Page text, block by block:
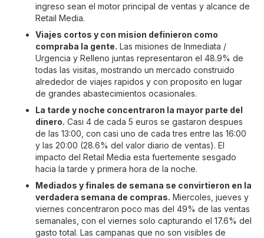
ingreso sean el motor principal de ventas y alcance de
Retail Media.
Viajes cortos y con mision definieron como
compraba la gente. Las misiones de Inmediata /
Urgencia y Relleno juntas representaron el 48.9% de
todas las visitas, mostrando un mercado construido
alrededor de viajes rapidos y con proposito en lugar
de grandes abastecimientos ocasionales.
La tarde y noche concentraron la mayor parte del
dinero. Casi 4 de cada 5 euros se gastaron despues
de las 13:00, con casi uno de cada tres entre las 16:00
y las 20:00 (28.6% del valor diario de ventas). El
impacto del Retail Media esta fuertemente sesgado
hacia la tarde y primera hora de la noche.
Mediados y finales de semana se convirtieron en la
verdadera semana de compras. Miercoles, jueves y
viernes concentraron poco mas del 49% de las ventas
semanales, con el viernes solo capturando el 17.6% del
gasto total. Las campanas que no son visibles de